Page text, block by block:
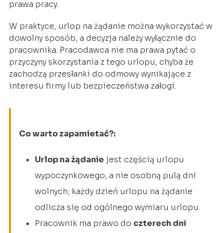
prawa pracy.
W praktyce, urlop na żądanie można wykorzystać w
dowolny sposób, a decyzja należy wyłącznie do
pracownika. Pracodawca nie ma prawa pytać o
przyczyny skorzystania z tego urlopu, chyba że
zachodzą przesłanki do odmowy wynikające z
interesu firmy lub bezpieczeństwa załogi.
Co warto zapamietać?:
Urlop na żądanie jest częścią urlopu
wypoczynkowego, a nie osobną pulą dni
wolnych; każdy dzień urlopu na żądanie
odlicza się od ogólnego wymiaru urlopu.
Pracownik ma prawo do czterech dni